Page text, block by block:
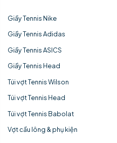
Giầy Tennis Nike
Giầy Tennis Adidas
Giầy Tennis ASICS
Giầy Tennis Head
Túi vợt Tennis Wilson
Túi vợt Tennis Head
Túi vợt Tennis Babolat
Vợt cầu lông & phụ kiện